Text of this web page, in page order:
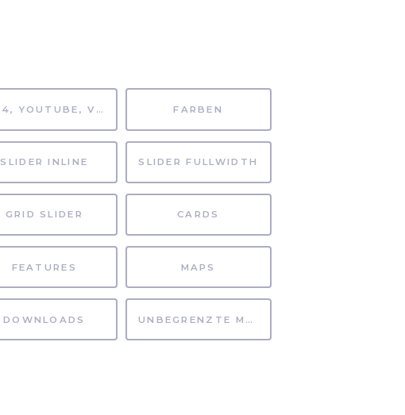
MP4, YOUTUBE, VIMEO FARBEN
SLIDER INLINE SLIDER FULLWIDTH
GRID SLIDER CARDS
FEATURES MAPS
DOWNLOADS UNBEGRENZTE MÖGLICHKEITEN